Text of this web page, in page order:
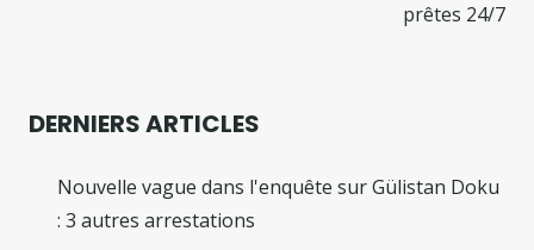
prêtes 24/7
DERNIERS ARTICLES
Nouvelle vague dans l'enquête sur Gülistan Doku
: 3 autres arrestations